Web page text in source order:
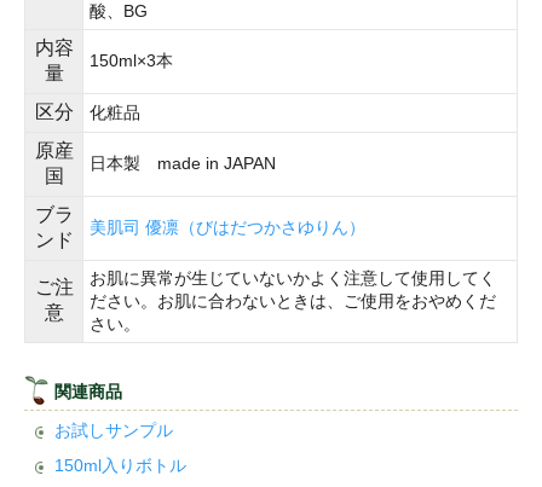
酸、BG
内容
量
150ml×3本
区分 化粧品
原産
国
日本製 made in JAPAN
ブラ
ンド
美肌司 優凛（びはだつかさゆりん）
ご注
意
お肌に異常が生じていないかよく注意して使用してく
ださい。お肌に合わないときは、ご使用をおやめくだ
さい。
関連商品
お試しサンプル
150ml入りボトル